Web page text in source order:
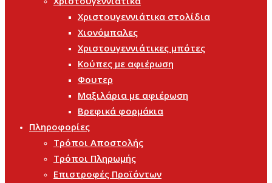
Χριστουγεννιάτικα στολίδια
Χιονόμπαλες
Χριστουγεννιάτικες μπότες
Κούπες με αφιέρωση
Φουτερ
Μαξιλάρια με αφιέρωση
Βρεφικά φορμάκια
Πληροφορίες
Τρόποι Αποστολής
Τρόποι Πληρωμής
Επιστροφές Προϊόντων